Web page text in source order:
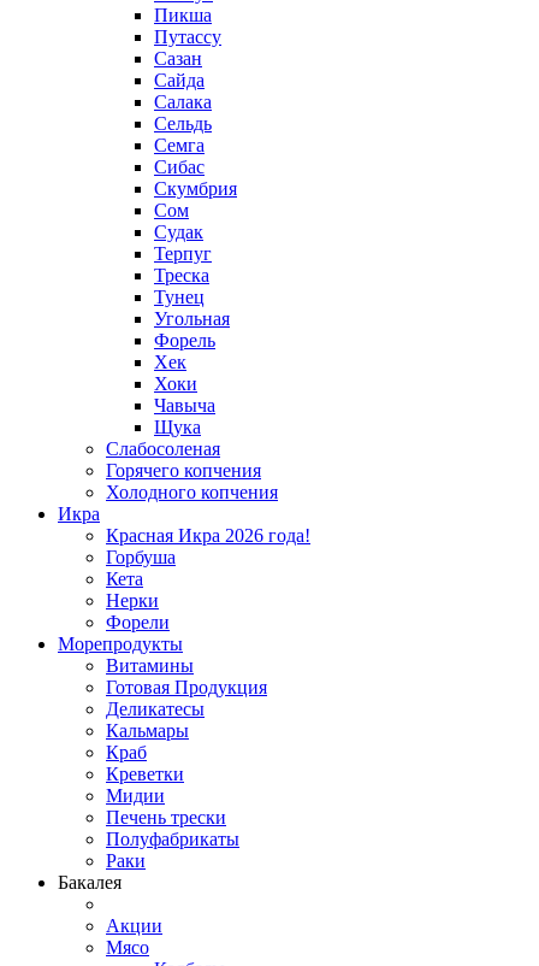
Пикша
Путассу
Сазан
Сайда
Салака
Сельдь
Семга
Сибас
Скумбрия
Сом
Судак
Терпуг
Треска
Тунец
Угольная
Форель
Хек
Хоки
Чавыча
Щука
Слабосоленая
Горячего копчения
Холодного копчения
Икра
Красная Икра 2026 года!
Горбуша
Кета
Нерки
Форели
Морепродукты
Витамины
Готовая Продукция
Деликатесы
Кальмары
Краб
Креветки
Мидии
Печень трески
Полуфабрикаты
Раки
Бакалея
Акции
Мясо